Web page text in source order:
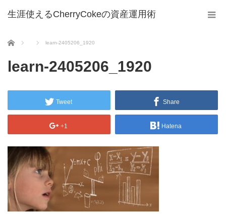
生涯使えるCherryCokeの資産運用術
ホーム learn-2405206_1920
learn-2405206_1920
Tweet Share
+1 Hatena